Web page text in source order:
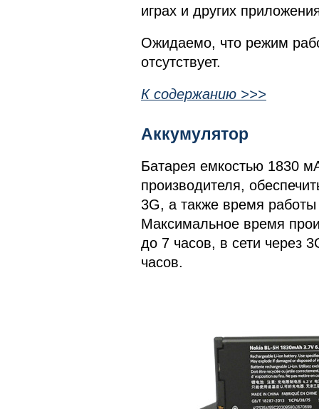
играх и других
Ожидаемо, что режим
отсутствует.
К содержанию >>>
Аккумулятор
Батарея емкостью 1830
производителя,
3G, а также время
Максимальное время
до 7 часов, в сети через
часов.